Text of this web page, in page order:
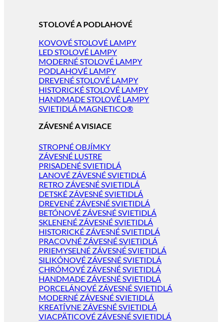
STOLOVÉ A PODLAHOVÉ
KOVOVÉ STOLOVÉ LAMPY
LED STOLOVÉ LAMPY
MODERNÉ STOLOVÉ LAMPY
PODLAHOVÉ LAMPY
DREVENÉ STOLOVÉ LAMPY
HISTORICKÉ STOLOVÉ LAMPY
HANDMADE STOLOVÉ LAMPY
SVIETIDLÁ MAGNETICO®
ZÁVESNÉ A VISIACE
STROPNÉ OBJÍMKY
ZÁVESNÉ LUSTRE
PRISADENÉ SVIETIDLÁ
LANOVÉ ZÁVESNÉ SVIETIDLÁ
RETRO ZÁVESNÉ SVIETIDLÁ
DETSKÉ ZÁVESNÉ SVIETIDLÁ
DREVENÉ ZÁVESNÉ SVIETIDLÁ
BETÓNOVÉ ZÁVESNÉ SVIETIDLÁ
SKLENENÉ ZÁVESNÉ SVIETIDLÁ
HISTORICKÉ ZÁVESNÉ SVIETIDLÁ
PRACOVNÉ ZÁVESNÉ SVIETIDLÁ
PRIEMYSELNÉ ZÁVESNÉ SVIETIDLÁ
SILIKÓNOVÉ ZÁVESNÉ SVIETIDLÁ
CHRÓMOVÉ ZÁVESNÉ SVIETIDLÁ
HANDMADE ZÁVESNÉ SVIETIDLÁ
PORCELÁNOVÉ ZÁVESNÉ SVIETIDLÁ
MODERNÉ ZÁVESNÉ SVIETIDLÁ
KREATÍVNE ZÁVESNÉ SVIETIDLÁ
VIACPÄTICOVÉ ZÁVESNÉ SVIETIDLÁ